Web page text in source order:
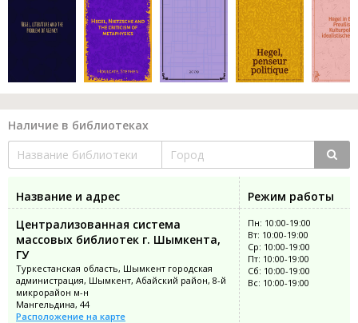
Наличие в библиотеках
Название и адрес
Режим работы
Централизованная система
массовых библиотек г. Шымкента,
ГУ
Туркестанская область, Шымкент городская
администрация, Шымкент, Абайский район, 8-й
микрорайон м-н
Мангельдина, 44
Расположение на карте
Пн: 10:00-19:00
Вт: 10:00-19:00
Ср: 10:00-19:00
Пт: 10:00-19:00
Сб: 10:00-19:00
Вс: 10:00-19:00